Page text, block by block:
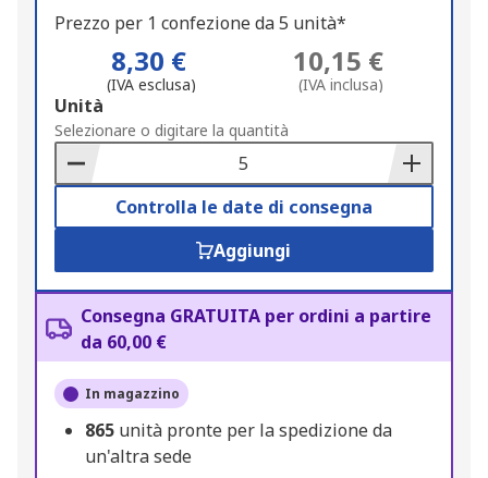
Prezzo per 1 confezione da 5 unità*
8,30 €
(IVA esclusa)
10,15 €
(IVA inclusa)
Add
to
Basket
Unità
Selezionare o digitare la quantità
Controlla le date di consegna
Aggiungi
Consegna GRATUITA per ordini a partire
da 60,00 €
In magazzino
865 unità pronte per la spedizione da
un'altra sede